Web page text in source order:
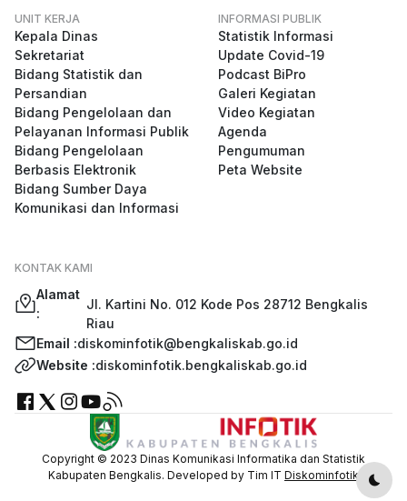
UNIT KERJA
Kepala Dinas
Sekretariat
Bidang Statistik dan
Persandian
Bidang Pengelolaan dan
Pelayanan Informasi Publik
Bidang Pengelolaan
Berbasis Elektronik
Bidang Sumber Daya
Komunikasi dan Informasi
INFORMASI PUBLIK
Statistik Informasi
Update Covid-19
Podcast BiPro
Galeri Kegiatan
Video Kegiatan
Agenda
Pengumuman
Peta Website
KONTAK KAMI
Alamat
:
Jl. Kartini No. 012 Kode Pos 28712 Bengkalis
Riau
Email :diskominfotik@bengkaliskab.go.id
Website :diskominfotik.bengkaliskab.go.id
Copyright © 2023 Dinas Komunikasi Informatika dan Statistik
Kabupaten Bengkalis. Developed by Tim IT Diskominfotik